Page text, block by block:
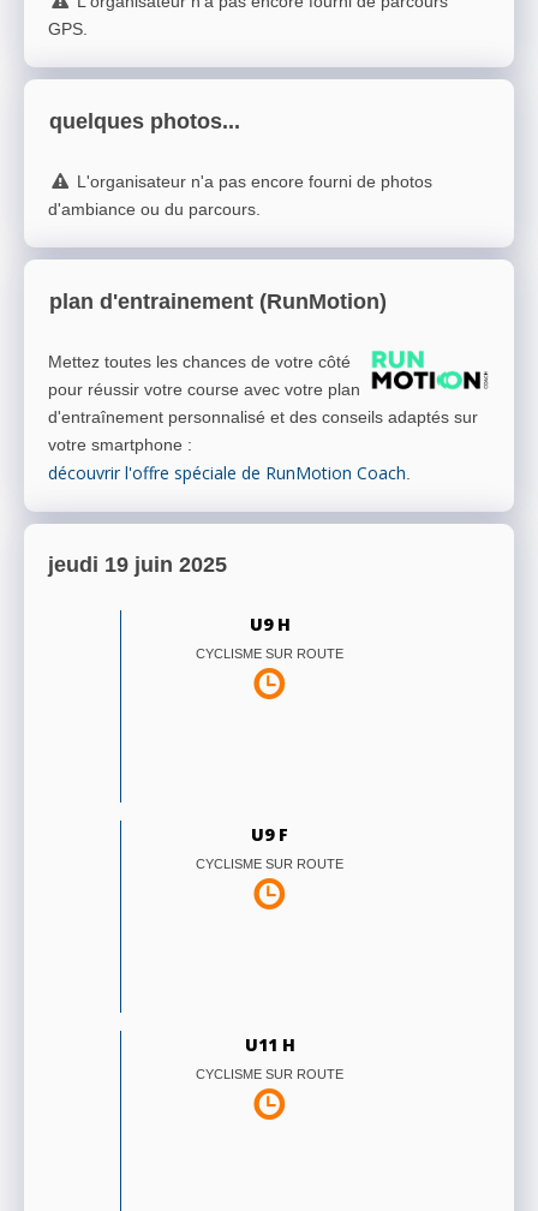
GPS.
quelques photos...
L'organisateur n'a pas encore fourni de photos
d'ambiance ou du parcours.
plan d'entrainement (RunMotion)
Mettez toutes les chances de votre côté
pour réussir votre course avec votre plan
d'entraînement personnalisé et des conseils adaptés sur
votre smartphone :
découvrir l'offre spéciale de RunMotion Coach.
jeudi 19 juin 2025
U9 H
CYCLISME SUR ROUTE
U9 F
CYCLISME SUR ROUTE
U11 H
CYCLISME SUR ROUTE